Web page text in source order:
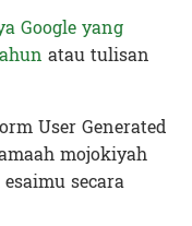
Google yang
atau tulisan
User Generated
mojokiyah
secara